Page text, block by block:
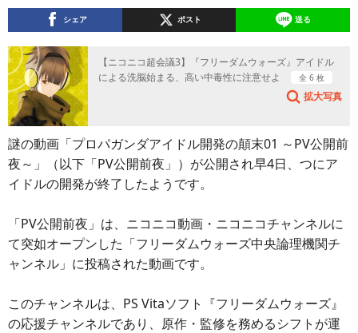
シェア ポスト 送る
【ニコニコ超会議3】『フリーダムウォーズ』アイドル
による洗脳始まる、高い中毒性に注意せよ
全 6 枚
拡大写真
謎の動画「プロパガンダアイドル開発の顛末01 ～PV公開前
夜～」（以下「PV公開前夜」）が公開され早4日、つにア
イドルの開発が終了したようです。
「PV公開前夜」は、ニコニコ動画・ニコニコチャンネルに
て突如オープンした「フリーダムウォーズ中央論理機関チ
ャンネル」に投稿された動画です。
このチャンネルは、PS Vitaソフト『フリーダムウォーズ』
の応援チャンネルであり、原作・監修を務めるシフトが運